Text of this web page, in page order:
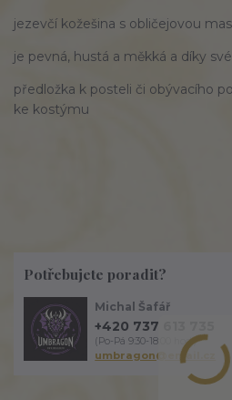
jezevčí kožešina s obličejovou
je pevná, hustá a měkká a díky
předložka k posteli či obývacího
ke kostýmu
Potřebujete poradit?
Michal Šafář
+420 737 613 735
(Po-Pá 9:30-18:00 hod.)
umbragon@email.cz